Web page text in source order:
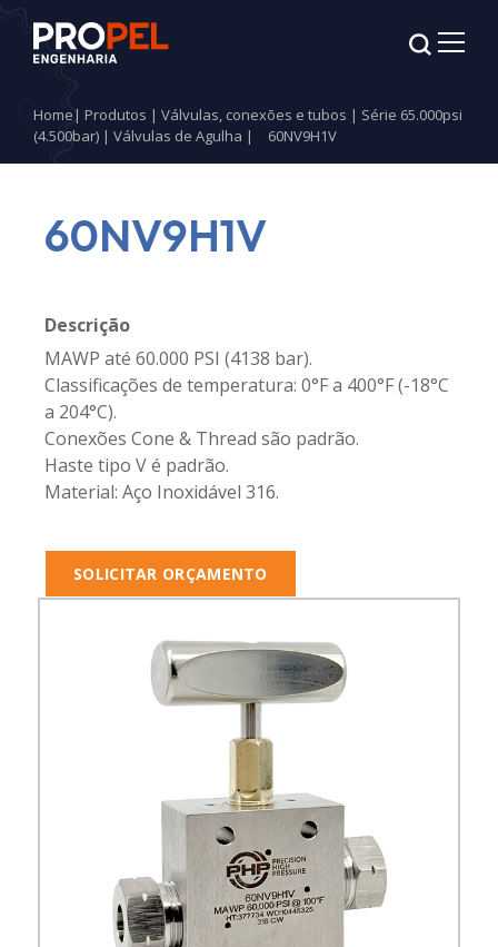
Home| Produtos | Válvulas, conexões e tubos | Série 65.000psi
(4.500bar) | Válvulas de Agulha | 60NV9H1V
60NV9H1V
Descrição
MAWP até 60.000 PSI (4138 bar).
Classificações de temperatura: 0°F a 400°F (-18°C
a 204°C).
Conexões Cone & Thread são padrão.
Haste tipo V é padrão.
Material: Aço Inoxidável 316.
SOLICITAR ORÇAMENTO